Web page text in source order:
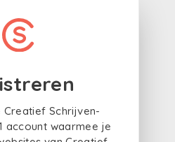
Creatief Schrijven-
account waarmee je